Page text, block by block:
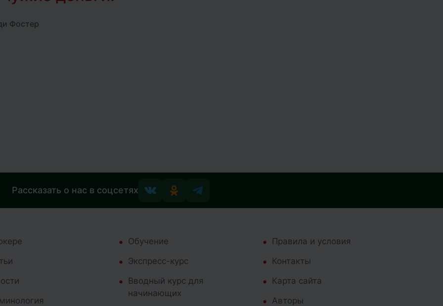
Фостер
Рассказать о нас в соцсетях
Обучение
Экспресс-курс
Вводный курс для
начинающих
Правила и условия
Контакты
Карта сайта
Авторы